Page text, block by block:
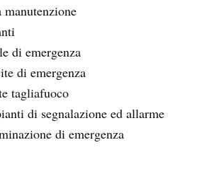
manutenzione
di emergenza
di emergenza
tagliafuoco
di segnalazione ed allarme
di emergenza